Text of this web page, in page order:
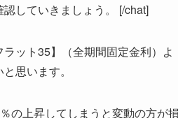
していきましょう。 [/chat]
ット35】（全期間固定金利）よ
思います。
の上昇してしまうと変動の方が